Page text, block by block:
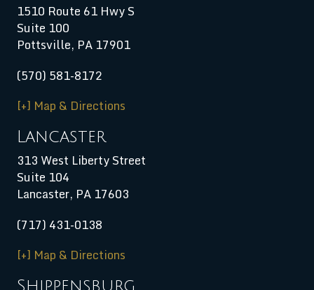
1510 Route 61 Hwy S
Suite 100
Pottsville, PA 17901
(570) 581-8172
[+] Map & Directions
Lancaster
313 West Liberty Street
Suite 104
Lancaster, PA 17603
(717) 431-0138
[+] Map & Directions
Shippensburg